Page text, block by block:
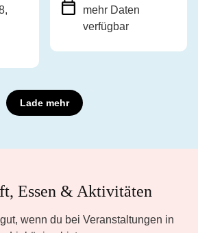
,
mehr Daten
verfügbar
Lade mehr
Essen & Aktivitäten
wenn du bei Veranstaltungen in